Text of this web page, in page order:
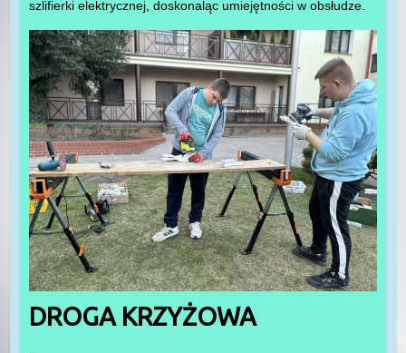
szlifierki elektrycznej, doskonaląc umiejętności w obsłudze.
DROGA KRZYŻOWA